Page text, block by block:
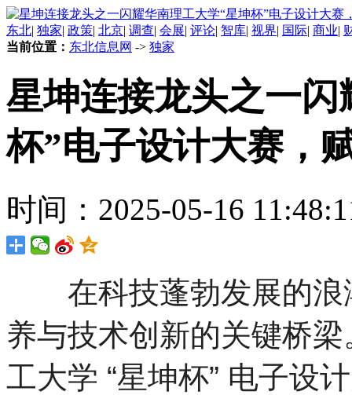
东北| 独家| 政策| 北京| 调查| 会展| 评论| 智库| 视界| 国际| 商业|
当前位置： 东北信息网 -> 独家
星坤连接龙头之一
杯”电子设计大赛，
时间：2025-05-16
在科技蓬勃发展的浪
养与技术创新的关键桥
工大学 “星坤杯” 电子设